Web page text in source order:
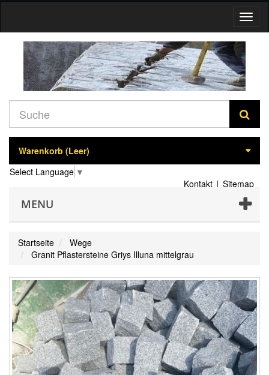
Warenkorb (Leer)
Select Language ▼
Kontakt
Sitemap
MENU
Startseite
Wege
Granit Pflastersteine Griys Illuna mittelgrau